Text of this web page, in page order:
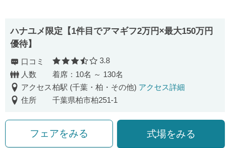
ハナユメ限定【1件⽬でアマギフ2万円×最大150万円
優待】
口コミ 口コミ評価
3.8
人数
着席：10名 ～ 130名
アクセス柏駅 (千葉・柏・その他) アクセス詳細
住所
千葉県柏市柏251-1
フェアをみる 式場をみる